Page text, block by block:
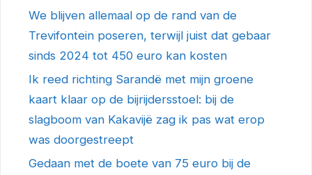
We blijven allemaal op de rand van de
Trevifontein poseren, terwijl juist dat gebaar
sinds 2024 tot 450 euro kan kosten
Ik reed richting Sarandë met mijn groene
kaart klaar op de bijrijdersstoel: bij de
slagboom van Kakavijë zag ik pas wat erop
was doorgestreept
Gedaan met de boete van 75 euro bij de